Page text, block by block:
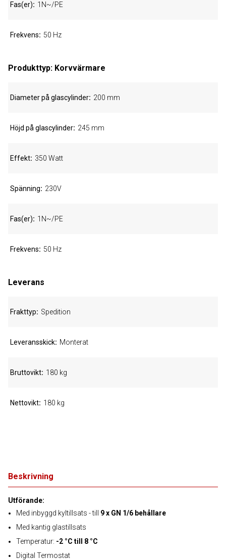
Beskrivning
Utförande:
Med inbyggd kyltillsats - till
9 x GN 1/6 behållare
Med kantig glastillsats
Temperatur: -2 °C till 8 °C
Digital Termostat
Fas(er) 1N~/PE
Frekvens 50 Hz
Produkttyp: Korvvärmare
Diameter på glascylinder 200 mm
Höjd på glascylinder 245 mm
Effekt 350 Watt
Spänning 230V
Fas(er) 1N~/PE
Frekvens 50 Hz
Leverans
Frakttyp Spedition
Leveransskick Monterat
Bruttovikt 180 kg
Nettovikt 180 kg